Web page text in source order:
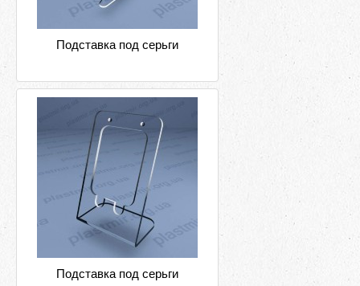
Подставка под серьги
Подставка под серьги